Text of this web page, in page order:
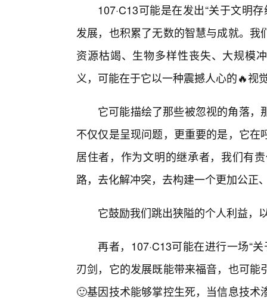
107·C13可能是在发出“关于文明
发展，也积累了无数的智慧与成就。
资源枯竭、生物多样性丧失、大规模
义，可能在于它以一种震撼人心的🔥视
它可能描绘了那些被忽视的角落
不仅仅是呈现问题，更重要的是，它
居住者，作为文明的继承者，我们有
路，去化解冲突，去构建一个更加公正
它鼓励我们跳出狭隘的个人利益，
再者，107·C13可能在进行一场“
刃剑，它的发展既能带来福音，也可
🙂基因技术能够掌控生死，当信息技